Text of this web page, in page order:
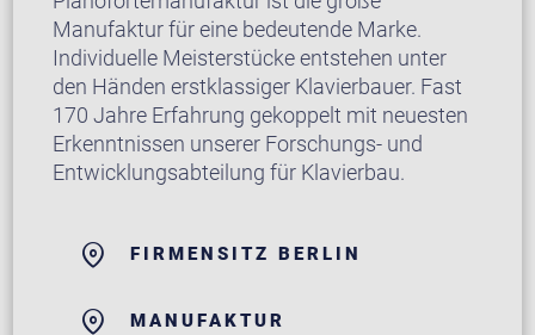
Manufaktur für eine bedeutende Marke.
Individuelle Meisterstücke entstehen unter
den Händen erstklassiger Klavierbauer. Fast
170 Jahre Erfahrung gekoppelt mit neuesten
Erkenntnissen unserer Forschungs- und
Entwicklungsabteilung für Klavierbau.
FIRMENSITZ BERLIN
MANUFAKTUR